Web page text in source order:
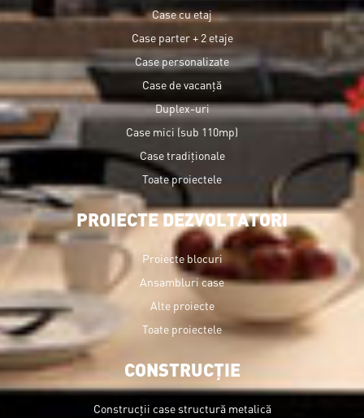
Case cu etaj
Case parter + 2 etaje
Case personalizate
Case de vacanță
Duplex-uri
Case mici (sub 110mp)
Case tradiționale
Toate proiectele
PROIECTE DEZVOLTATORI
Proiecte blocuri
Ansambluri case
Alte proiecte
Toate proiectele
CONSTRUCȚIE
Construcții case structură metalică